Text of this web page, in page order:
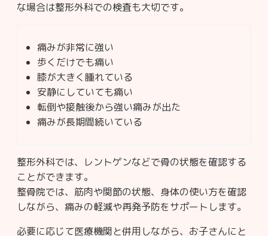
な場合は整形外科での検査も大切です。
痛みが非常に強い
歩くだけでも痛い
膝が大きく腫れている
安静にしていても痛い
転倒や接触後から強い痛みが出た
痛みが長期間続いている
整形外科では、レントゲンなどで骨の状態を確認する
ことができます。
整骨院では、筋肉や関節の状態、身体の使い方を確認
しながら、痛みの軽減や再発予防をサポートします。
必要に応じて医療機関と併用しながら、お子さんにと